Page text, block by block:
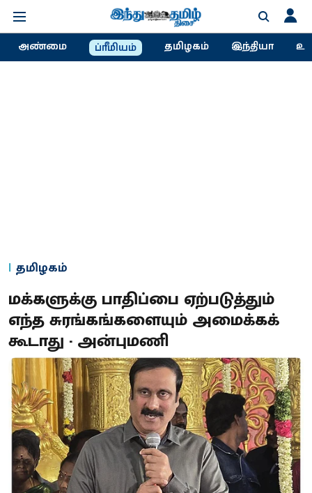
அண்மை ப்ரீமியம் தமிழகம் இந்தியா
தமிழகம்
மக்களுக்கு பாதிப்பை ஏற்படுத்தும்
எந்த சுரங்கங்களையும் அமைக்கக்
கூடாது - அன்புமணி